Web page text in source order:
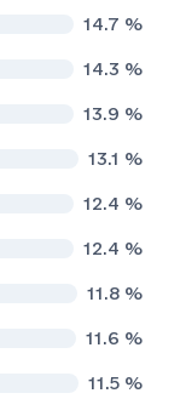
14.7 %
14.3 %
13.9 %
13.1 %
12.4 %
12.4 %
11.8 %
11.6 %
11.5 %